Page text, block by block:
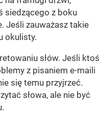
siedzącego z boku
Jeśli zauważasz takie
okulisty.
słów. Jeśli ktoś
z pisaniem e-maili
się temu przyjrzeć.
słowa, ale nie być